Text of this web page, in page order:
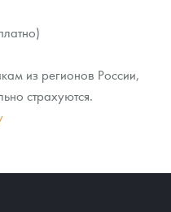
из регионов России,
страхуются.